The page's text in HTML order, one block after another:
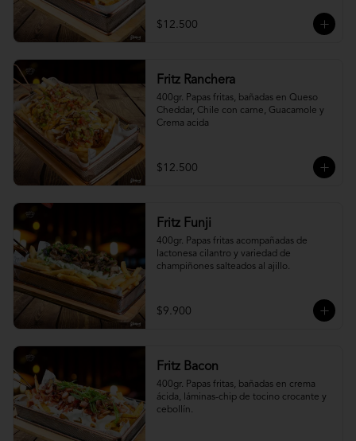
$12.500
Fritz Ranchera
400gr. Papas fritas, bañadas en Queso
Cheddar, Chile con carne, Guacamole y
Crema acida
$12.500
Fritz Funji
400gr. Papas fritas acompañadas de
lactonesa cilantro y variedad de
champiñones salteados al ajillo.
$9.900
Fritz Bacon
400gr. Papas fritas, bañadas en crema
ácida, láminas-chip de tocino crocante y
cebollín.